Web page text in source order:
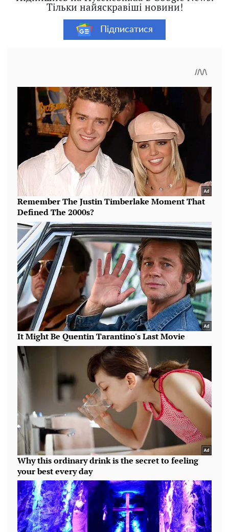
Тільки найяскравіші новини!
Підписатися